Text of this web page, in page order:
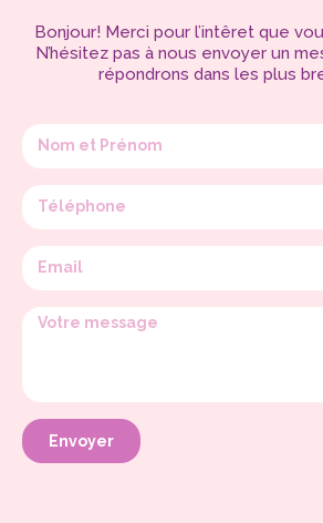
Bonjour! Merci pour l’intêret que
N’hésitez pas à nous envoyer un
répondrons dans les plus
Envoyer